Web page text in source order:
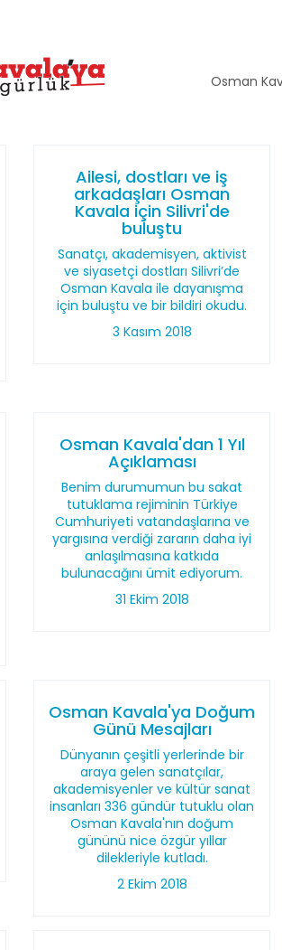
Osman
Ailesi, dostları ve iş
arkadaşları Osman
Kavala için Silivri'de
buluştu
Sanatçı, akademisyen, aktivist
ve siyasetçi dostları Silivri’de
Osman Kavala ile dayanışma
için buluştu ve bir bildiri okudu.
3 Kasım 2018
Osman Kavala'dan 1 Yıl
Açıklaması
Benim durumumun bu sakat
tutuklama rejiminin Türkiye
Cumhuriyeti vatandaşlarına ve
yargısına verdiği zararın daha iyi
anlaşılmasına katkıda
bulunacağını ümit ediyorum.
31 Ekim 2018
Osman Kavala'ya Doğum
Günü Mesajları
Dünyanın çeşitli yerlerinde bir
araya gelen sanatçılar,
akademisyenler ve kültür sanat
insanları 336 gündür tutuklu olan
Osman Kavala'nın doğum
gününü nice özgür yıllar
dilekleriyle kutladı.
2 Ekim 2018